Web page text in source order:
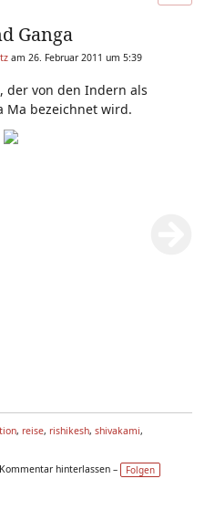
Ganga
am 26. Februar 2011 um 5:39
der von den Indern als
Ma bezeichnet wird.
, reise, rishikesh, shivakami,
hinterlassen –
Folgen